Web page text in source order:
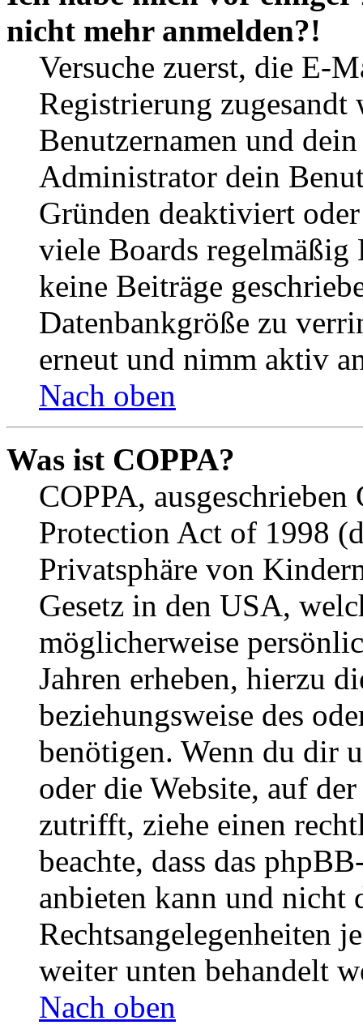
nicht mehr anmelden?!
Versuche zuerst, die E-
Registrierung
Benutzernamen und
Administrator dein
Gründen deaktiviert
viele Boards
keine Beiträge
Datenbankgröße zu
erneut und nimm aktiv
Nach oben
Was ist COPPA?
COPPA,
Protection Act of 1998
Privatsphäre von
Gesetz in den USA,
möglicherweise
Jahren erheben, hierzu
beziehungsweise des
benötigen. Wenn du dir
oder die Website, auf
zutrifft, ziehe einen
beachte, dass das
anbieten kann und nicht
Rechtsangelegenheiten
weiter unten behandelt
Nach oben